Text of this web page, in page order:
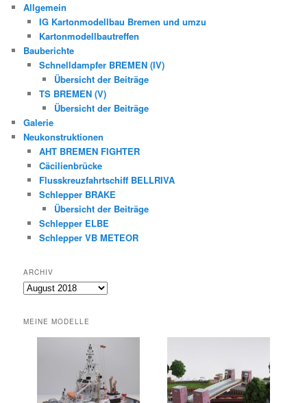
Allgemein
IG Kartonmodellbau Bremen und umzu
Kartonmodellbautreffen
Bauberichte
Schnelldampfer BREMEN (IV)
Übersicht der Beiträge
TS BREMEN (V)
Übersicht der Beiträge
Galerie
Neukonstruktionen
AHT BREMEN FIGHTER
Cäcilienbrücke
Flusskreuzfahrtschiff BELLRIVA
Schlepper BRAKE
Übersicht der Beiträge
Schlepper ELBE
Schlepper VB METEOR
ARCHIV
Archiv
MEINE MODELLE